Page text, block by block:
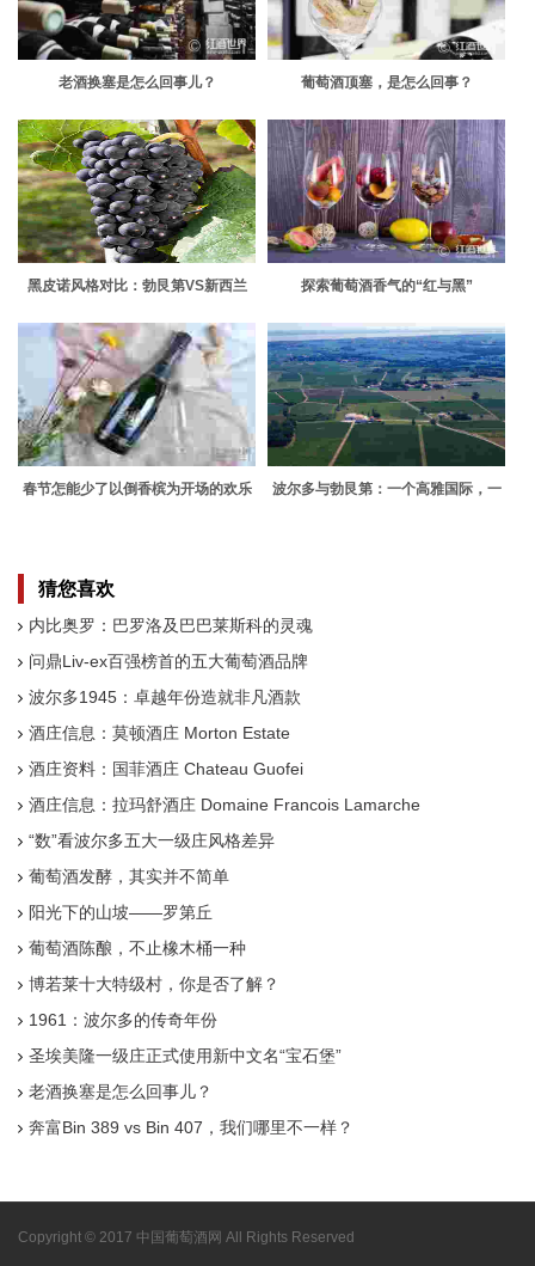
老酒换塞是怎么回事儿？ 葡萄酒顶塞，是怎么回事？
黑皮诺风格对比：勃艮第VS新西兰 探索葡萄酒香气的“红与黑”
春节怎能少了以倒香槟为开场的欢乐
波尔多与勃艮第：一个高雅国际，一
猜您喜欢
内比奥罗：巴罗洛及巴巴莱斯科的灵魂
问鼎Liv-ex百强榜首的五大葡萄酒品牌
波尔多1945：卓越年份造就非凡酒款
酒庄信息：莫顿酒庄 Morton Estate
酒庄资料：国菲酒庄 Chateau Guofei
酒庄信息：拉玛舒酒庄 Domaine Francois Lamarche
“数”看波尔多五大一级庄风格差异
葡萄酒发酵，其实并不简单
阳光下的山坡——罗第丘
葡萄酒陈酿，不止橡木桶一种
博若莱十大特级村，你是否了解？
1961：波尔多的传奇年份
圣埃美隆一级庄正式使用新中文名“宝石堡”
老酒换塞是怎么回事儿？
奔富Bin 389 vs Bin 407，我们哪里不一样？
Copyright © 2017 中国葡萄酒网 All Rights Reserved